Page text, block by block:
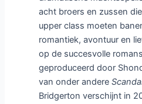
acht broers en zussen
upper class moeten
romantiek, avontuur en
op de succesvolle
geproduceerd door
van onder andere
Bridgerton verschijnt in